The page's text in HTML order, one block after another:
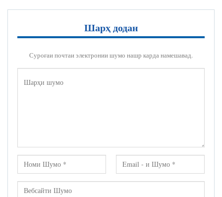
Шарҳ додан
Суроғаи почтаи электронии шумо нашр карда намешавад.